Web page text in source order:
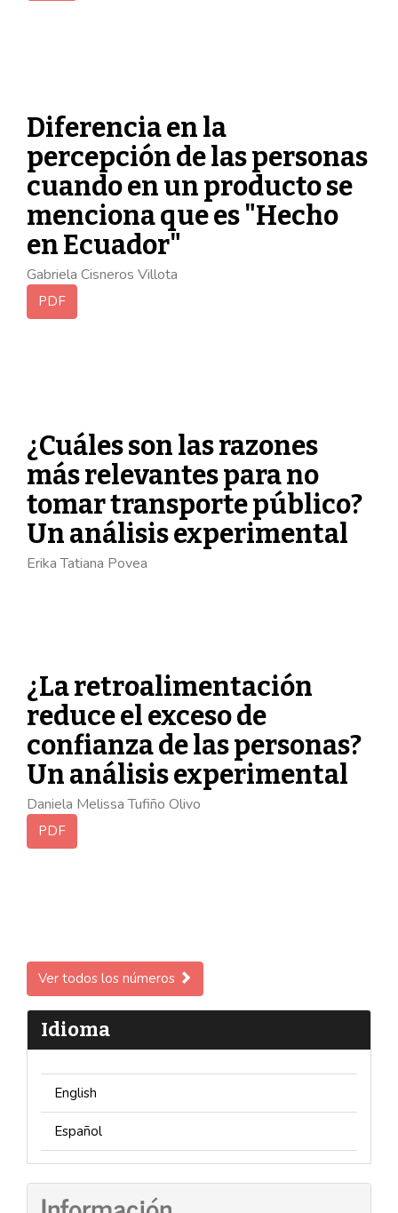
Diferencia en la
percepción de las personas
cuando en un producto se
menciona que es "Hecho
en Ecuador"
Gabriela Cisneros Villota
PDF
¿Cuáles son las razones
más relevantes para no
tomar transporte público?
Un análisis experimental
Erika Tatiana Povea
¿La retroalimentación
reduce el exceso de
confianza de las personas?
Un análisis experimental
Daniela Melissa Tufiño Olivo
PDF
Ver todos los números
Idioma
English
Español